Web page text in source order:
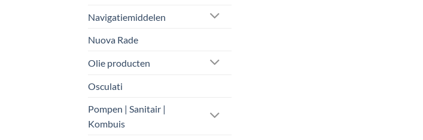
Navigatiemiddelen
Nuova Rade
Olie producten
Osculati
Pompen | Sanitair |
Kombuis